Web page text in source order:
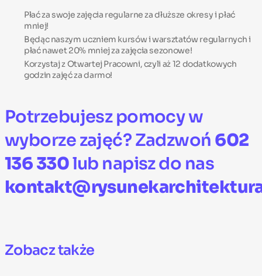
Płać za swoje zajęcia regularne za dłuższe okresy i płać
mniej!
Będąc naszym uczniem kursów i warsztatów regularnych i
płać nawet 20% mniej za zajęcia sezonowe!
Korzystaj z Otwartej Pracowni, czyli aż 12 dodatkowych
godzin zajęć za darmo!
Potrzebujesz pomocy w
wyborze zajęć? Zadzwoń 602
136 330lub napisz do nas
Zobacz także